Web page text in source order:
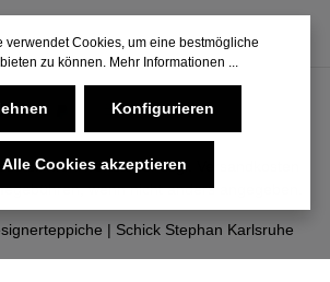
| Schick Stephan Karlsruhe
Mehrwertsteuer zzgl.
wenn nicht anders angegeben.
verwendet Cookies, um eine bestmögliche
zu können. Mehr Informationen ...
Konfigurieren
Alle Cookies akzeptieren